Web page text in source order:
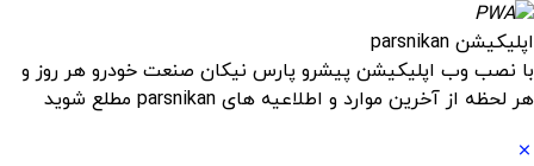
اپلیکیشن parsnikan
با نصب وب اپلیکیشن پیشرو پارس نیکان صنعت خودرو هر روز و
هر لحظه از آخرین موارد و اطلاعیه های parsnikan مطلع شوید